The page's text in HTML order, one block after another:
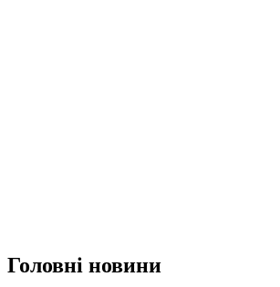
Головні новини